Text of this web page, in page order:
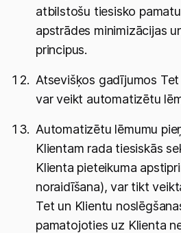
atbilstošu tiesisko
apstrādes minimizācijas
principus.
Atsevišķos gadījumos
var veikt automatizētu
Automatizētu lēmumu
Klientam rada tiesiskās
Klienta pieteikuma
noraidīšana), var tikt
Tet un Klientu
pamatojoties uz Klienta